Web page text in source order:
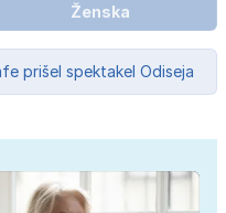
Ženska
prišel spektakel Odiseja